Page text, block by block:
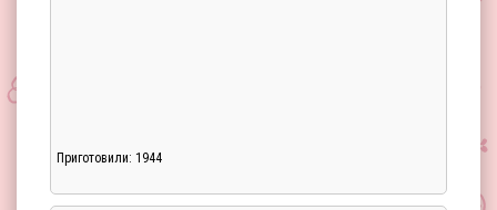
Приготовили: 1944